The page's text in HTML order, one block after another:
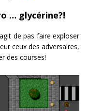
… glycérine?!
de pas faire exploser
ceux des adversaires,
des courses!